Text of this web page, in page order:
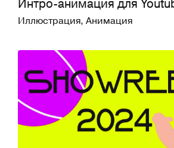
Иллюстрация, Анимация